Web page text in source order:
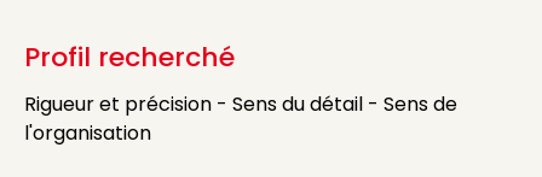
Profil recherché
Rigueur et précision - Sens du détail - Sens de
l'organisation